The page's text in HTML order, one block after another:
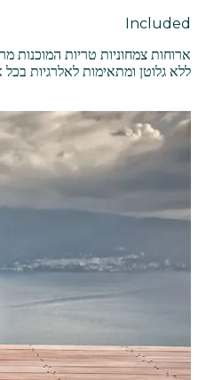
Included
ארוחות צמחוניות טריות המוכנות
ללא גלוטן ומתאימות לאלרגיות בכל